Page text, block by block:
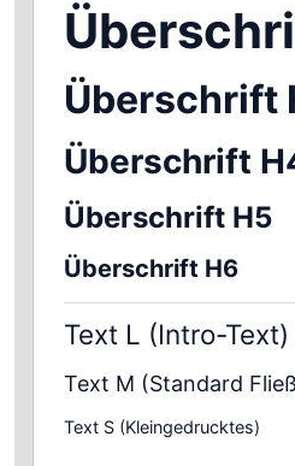
Überschrift
Überschrift
Überschrift H5
Überschrift H6
Text L (Intro-Text)
Text M (Standard
Text S (Kleingedrucktes)